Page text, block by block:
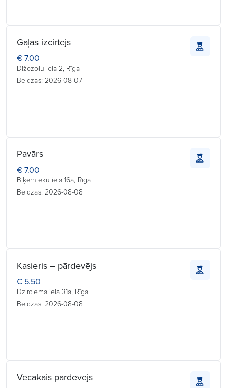
Gaļas izcirtējs
€ 7.00
Dižozolu iela 2, Rīga
Beidzas: 2026-08-07
Pavārs
€ 7.00
Biķernieku iela 16a, Rīga
Beidzas: 2026-08-08
Kasieris – pārdevējs
€ 5.50
Dzirciema iela 31a, Rīga
Beidzas: 2026-08-08
Vecākais pārdevējs